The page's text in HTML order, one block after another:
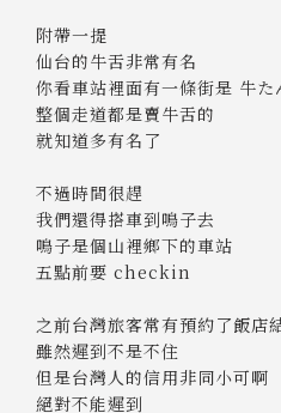
附帶一提
仙台的牛舌非常有名
你看車站裡面有一條街是 牛た
整個走道都是賣牛舌的
就知道多有名了
不過時間很趕
我們還得搭車到鳴子去
鳴子是個山裡鄉下的車站
五點前要 checkin
之前台灣旅客常有預約了飯店
雖然遲到不是不住
但是台灣人的信用非同小可啊
絕對不能遲到